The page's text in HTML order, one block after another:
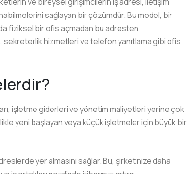
sağlayan bir çözümdür. Bu model, bir
fiziksel bir ofis açmadan bu adresten
sekreterlik hizmetleri ve telefon yanıtlama gibi ofis
işletme giderleri ve yönetim maliyetleri yerine çok
yeni başlayan veya küçük işletmeler için büyük bir
yer almasını sağlar. Bu, şirketinize daha